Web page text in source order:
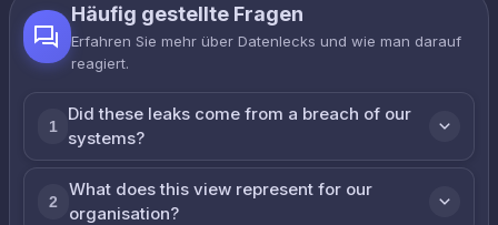
Häufig gestellte Fragen
Erfahren Sie mehr über Datenlecks und wie man darauf
reagiert.
1
Did these leaks come from a breach of our
systems?
2
What does this view represent for our
organisation?